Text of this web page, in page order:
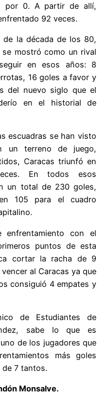
por 0. A partir de allí,
92 veces.
de la década de los 80,
se mostró como un rival
en esos años: 8
16 goles a favor y
del nuevo siglo que el
en el historial de
escuadras se han visto
un terreno de juego,
Caracas triunfó en
En todos esos
un total de 230 goles,
105 para el cuadro
enfrentamiento con el
puntos de esta
cortar la racha de 9
al Caracas ya que
consiguió 4 empates y
de Estudiantes de
sabe lo que es
de los jugadores que
más goles
7 tantos.
Monsalve.